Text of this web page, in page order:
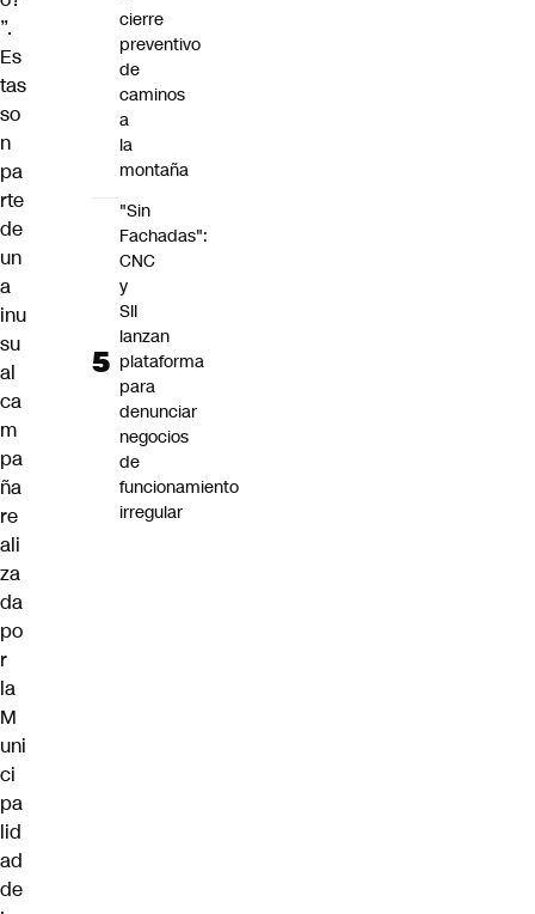
”.
Es
tas
so
n
pa
rte
de
un
a
inu
su
al
ca
m
pa
ña
re
ali
za
da
po
r
la
M
uni
ci
pa
lid
ad
de
cierre
preventivo
de
caminos
a
la
montaña
"Sin
Fachadas":
CNC
y
SII
lanzan
plataforma
para
denunciar
negocios
de
funcionamiento
irregular